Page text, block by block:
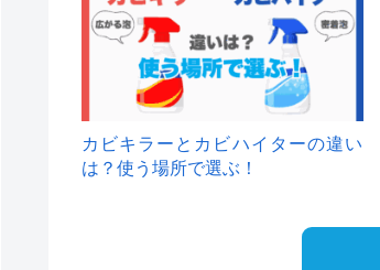
カビキラーとカビハイターの違い
は？使う場所で選ぶ！